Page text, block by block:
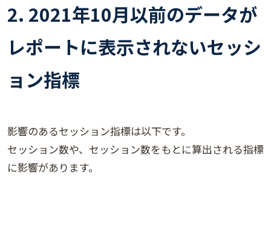
2. 2021年10月以前のデータが
レポートに表示されないセッシ
ョン指標
影響のあるセッション指標は以下です。
セッション数や、セッション数をもとに算出される指標
に影響があります。